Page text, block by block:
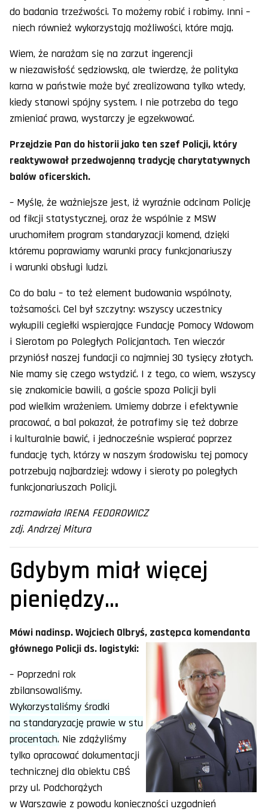
do badania trzeźwości. To możemy robić i robimy. Inni –
niech również wykorzystają możliwości, które mają.
Wiem, że narażam się na zarzut ingerencji
w niezawisłość sędziowską, ale twierdzę, że polityka
karna w państwie może być zrealizowana tylko wtedy,
kiedy stanowi spójny system. I nie potrzeba do tego
zmieniać prawa, wystarczy je egzekwować.
Przejdzie Pan do historii jako ten szef Policji, który
reaktywował przedwojenną tradycję charytatywnych
balów oficerskich.
– Myślę, że ważniejsze jest, iż wyraźnie odcinam Policję
od fikcji statystycznej, oraz że wspólnie z MSW
uruchomiłem program standaryzacji komend, dzięki
któremu poprawiamy warunki pracy funkcjonariuszy
i warunki obsługi ludzi.
Co do balu – to też element budowania wspólnoty,
tożsamości. Cel był szczytny: wszyscy uczestnicy
wykupili cegiełki wspierające Fundację Pomocy Wdowom
i Sierotom po Poległych Policjantach. Ten wieczór
przyniósł naszej fundacji co najmniej 30 tysięcy złotych.
Nie mamy się czego wstydzić. I z tego, co wiem, wszyscy
się znakomicie bawili, a goście spoza Policji byli
pod wielkim wrażeniem. Umiemy dobrze i efektywnie
pracować, a bal pokazał, że potrafimy się też dobrze
i kulturalnie bawić, i jednocześnie wspierać poprzez
fundację tych, którzy w naszym środowisku tej pomocy
potrzebują najbardziej: wdowy i sieroty po poległych
funkcjonariuszach Policji.
rozmawiała IRENA FEDOROWICZ
zdj. Andrzej Mitura
Gdybym miał więcej
pieniędzy...
Mówi nadinsp. Wojciech Olbryś, zastępca komendanta
głównego Policji ds. logistyki:
– Poprzedni rok
zbilansowaliśmy.
Wykorzystaliśmy środki
na standaryzację prawie w stu
procentach. Nie zdążyliśmy
tylko opracować dokumentacji
technicznej dla obiektu CBŚ
przy ul. Podchorążych
w Warszawie z powodu konieczności uzgodnień